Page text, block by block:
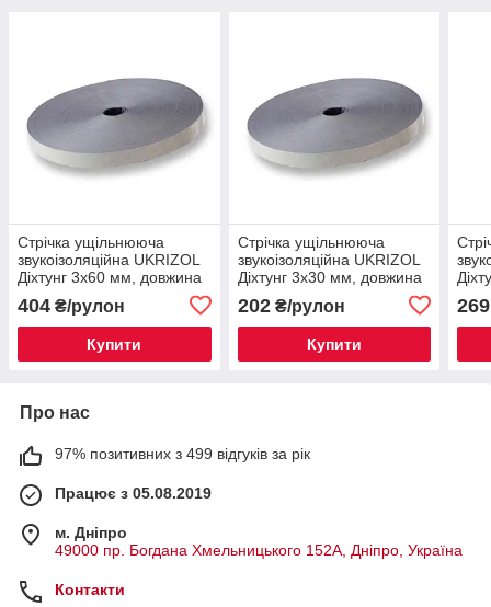
Стрічка ущільнююча
звукоізоляційна UKRIZOL
Діхтунг 3х60 мм, довжина
404 ₴/рулон
Купити
Стрічка ущільнююча
звукоізоляційна UKRIZOL
Діхтунг 3х30 мм, довжина
202₴/рулон
Купити
269
Про нас
97% позитивних з 499 відгуків за рік
Працює з 05.08.2019
м. Дніпро
49000 пр. Богдана Хмельницького 152А, Дніпро, Україна
Контакти